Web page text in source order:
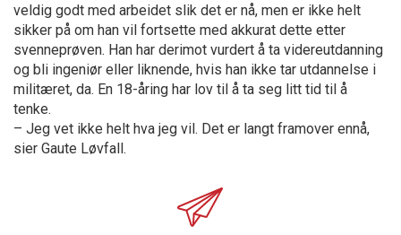
veldig godt med arbeidet slik det er nå, men er ikke helt
sikker på om han vil fortsette med akkurat dette etter
svenneprøven. Han har derimot vurdert å ta videreutdanning
og bli ingeniør eller liknende, hvis han ikke tar utdannelse i
militæret, da. En 18-åring har lov til å ta seg litt tid til å
tenke.
– Jeg vet ikke helt hva jeg vil. Det er langt framover ennå,
sier Gaute Løvfall.